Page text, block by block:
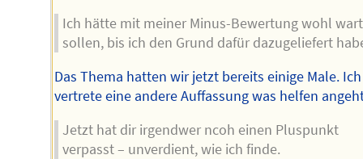
Ich hätte mit meiner Minus-Bewertung wohl
sollen, bis ich den Grund dafür dazugeliefert
Das Thema hatten wir jetzt bereits einige Male. Ich
vertrete eine andere Auffassung was helfen
Jetzt hat dir irgendwer ncoh einen Pluspunkt
verpasst – unverdient, wie ich finde.